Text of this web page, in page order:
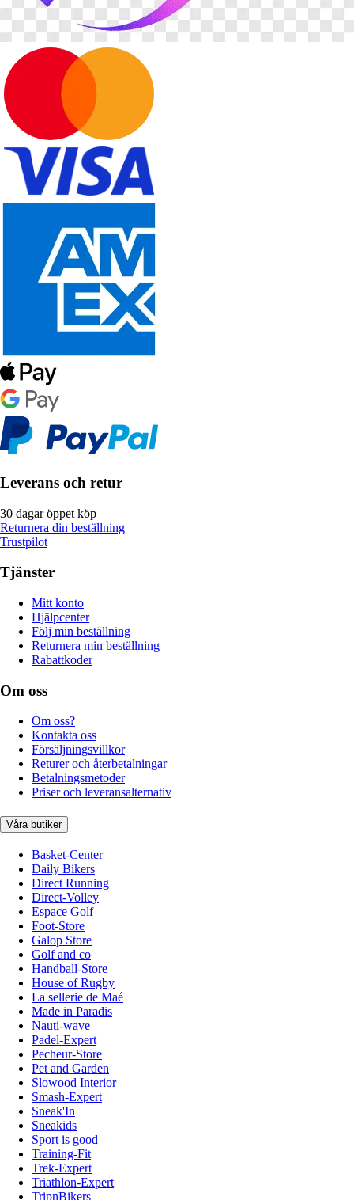
Leverans och retur
30 dagar öppet köp
Returnera din beställning
Trustpilot
Tjänster
Mitt konto
Hjälpcenter
Följ min beställning
Returnera min beställning
Rabattkoder
Om oss
Om oss?
Kontakta oss
Försäljningsvillkor
Returer och återbetalningar
Betalningsmetoder
Priser och leveransalternativ
Våra butiker
Basket-Center
Daily Bikers
Direct Running
Direct-Volley
Espace Golf
Foot-Store
Galop Store
Golf and co
Handball-Store
House of Rugby
La sellerie de Maé
Made in Paradis
Nauti-wave
Padel-Expert
Pecheur-Store
Pet and Garden
Slowood Interior
Smash-Expert
Sneak'In
Sneakids
Sport is good
Training-Fit
Trek-Expert
Triathlon-Expert
TripnBikers